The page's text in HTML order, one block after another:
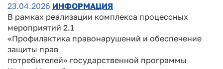
23.04.2026 ИНФОРМАЦИЯ
В рамках реализации комплекса процессных
мероприятий 2.1
«Профилактика правонарушений и обеспечение
защиты прав
потребителей» государственной программы